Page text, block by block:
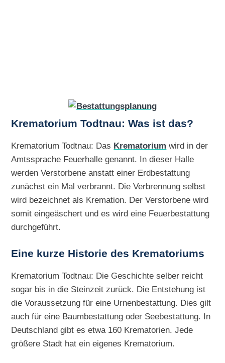
Krematorium Todtnau: Was ist das?
Krematorium Todtnau: Das Krematorium wird in der
Amtssprache Feuerhalle genannt. In dieser Halle
werden Verstorbene anstatt einer Erdbestattung
zunächst ein Mal verbrannt. Die Verbrennung selbst
wird bezeichnet als Kremation. Der Verstorbene wird
somit eingeäschert und es wird eine Feuerbestattung
durchgeführt.
Eine kurze Historie des Krematoriums
Krematorium Todtnau: Die Geschichte selber reicht
sogar bis in die Steinzeit zurück. Die Entstehung ist
die Voraussetzung für eine Urnenbestattung. Dies gilt
auch für eine Baumbestattung oder Seebestattung. In
Deutschland gibt es etwa 160 Krematorien. Jede
größere Stadt hat ein eigenes Krematorium.